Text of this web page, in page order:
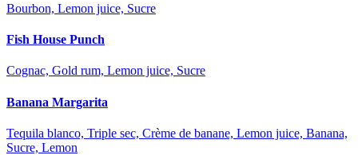
Bourbon, Lemon juice, Sucre
Fish House Punch
Cognac, Gold rum, Lemon juice, Sucre
Banana Margarita
Tequila blanco, Triple sec, Crème de banane, Lemon juice, Banana,
Sucre, Lemon